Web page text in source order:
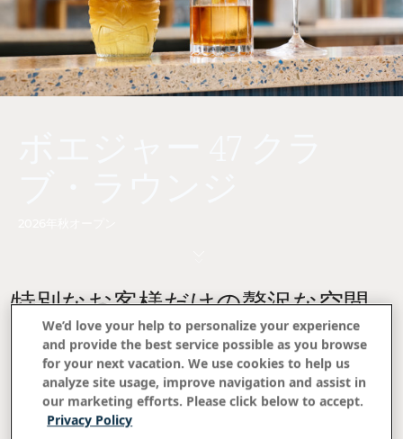
特別なお客様だけの贅沢な空間
Voyager 47 Club Loungeでアロハなひとときを満喫。クラ
ブルームまたはスイートをご予約いただくと、緑豊かな庭園と
プールを望むラウンジへのプライベートアクセスが付き、毎日
の朝食やカクテルタイムをお楽しみいただけます。夕暮れ時に
ぴったりのカクテルやハワイのクラフトビール、選りすぐりの
We’d love your help to personalize your experience
and provide the best service possible as you browse
for your next vacation. We use cookies to help us
analyze site usage, improve navigation and assist in
our marketing efforts. Please click below to accept.
Privacy Policy